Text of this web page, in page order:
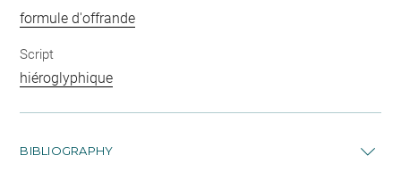
formule d'offrande
Script
hiéroglyphique
BIBLIOGRAPHY